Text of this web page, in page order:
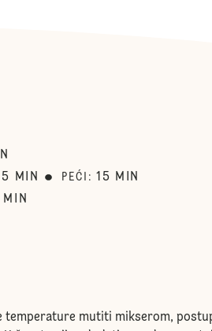
MIN PEĆI : 15 MIN
MIN
temperature mutiti mikserom,